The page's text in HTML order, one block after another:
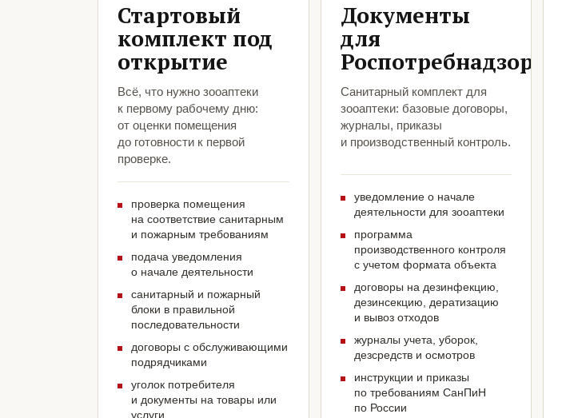
Стартовый
комплект под
открытие
Всё, что нужно зооаптеки
к первому рабочему дню:
от оценки помещения
до готовности к первой
проверке.
проверка помещения
на соответствие санитарным
и пожарным требованиям
подача уведомления
о начале деятельности
санитарный и пожарный
блоки в правильной
последовательности
договоры с обслуживающими
подрядчиками
уголок потребителя
и документы на товары или
услуги
Документы
для
Роспотребнадзора
Санитарный комплект для
зооаптеки: базовые договоры,
журналы, приказы
и производственный контроль.
уведомление о начале
деятельности для зооаптеки
программа
производственного контроля
с учетом формата объекта
договоры на дезинфекцию,
дезинсекцию, дератизацию
и вывоз отходов
журналы учета, уборок,
дезсредств и осмотров
инструкции и приказы
по требованиям СанПиН
по России